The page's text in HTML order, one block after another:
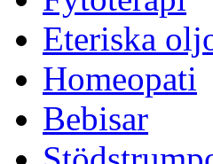
Eteriska
Homeopati
Bebisar